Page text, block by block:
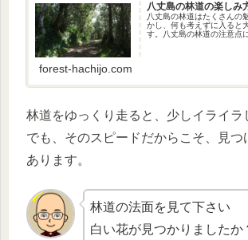
八丈島の林道の楽しみ
八丈島の林道はたくさんの
かし、何も考えずに入ると
す。八丈島の林道の注意点
forest-hachijo.com
林道をゆっくり走ると、少しイライラ
でも、そのスピードだからこそ、見つ
あります。
林道の法面を見て下さい
白い花が見つかりましたか